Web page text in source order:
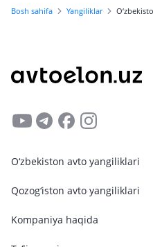
Bosh sahifa Yangiliklar
O‘zbekiston avto yangiliklari
Qozog‘iston avto yangiliklari
Kompaniya haqida